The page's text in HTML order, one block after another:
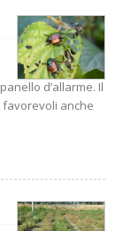
d’allarme. Il
anche